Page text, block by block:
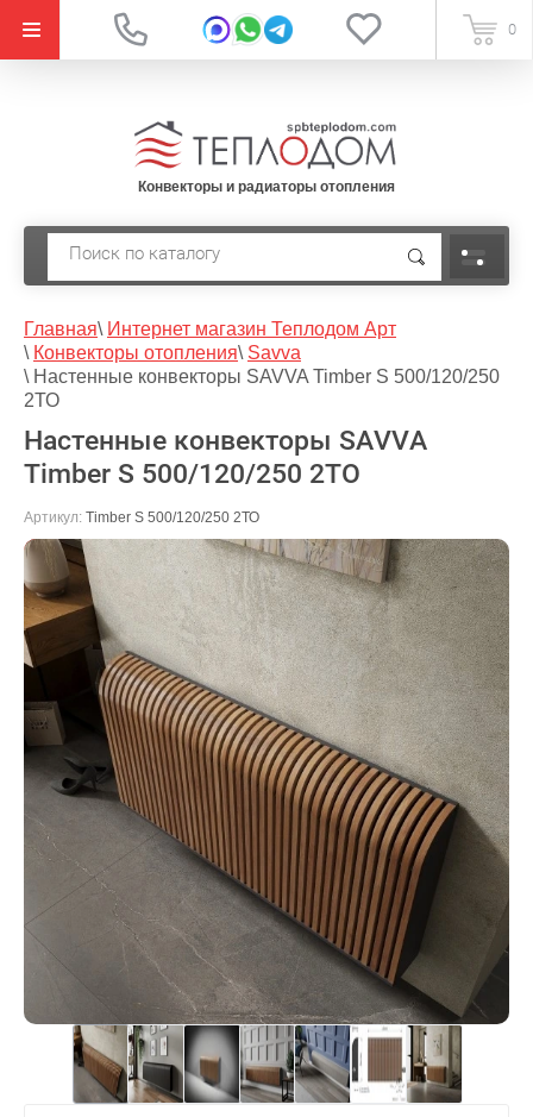
0
Конвекторы и радиаторы отопления
Главная\ Интернет магазин Теплодом Арт
\ Конвекторы отопления\ Savva
\ Настенные конвекторы SAVVA Timber S 500/120/250
2ТО
Настенные конвекторы SAVVA
Timber S 500/120/250 2ТО
Артикул: Timber S 500/120/250 2ТО
Под заказ